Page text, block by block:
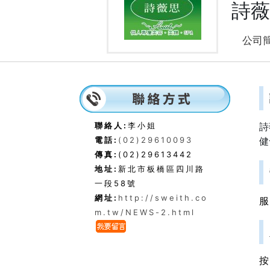
詩
公司
聯絡人: 李小姐
電話: (02)29610093
傳真: (02)29613442
地址: 新北市板橋區四川路
一段58號
網址: http://sweith.co
m.tw/NEWS-2.html